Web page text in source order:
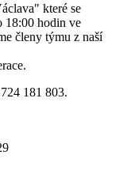
které se
18:00 hodin ve
členy týmu z naší
181 803.